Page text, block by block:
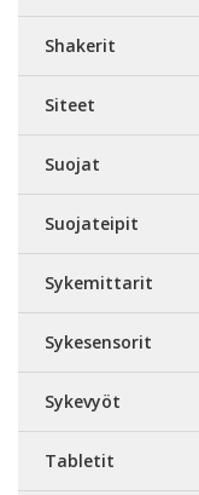
Shakerit
Siteet
Suojat
Suojateipit
Sykemittarit
Sykesensorit
Sykevyöt
Tabletit